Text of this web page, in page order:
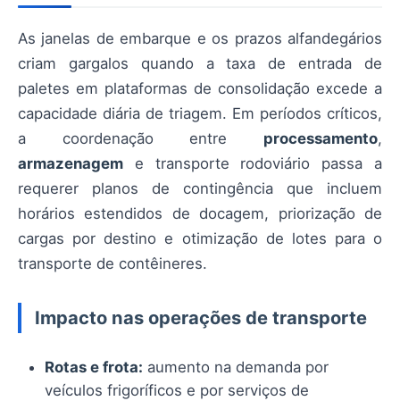
As janelas de embarque e os prazos alfandegários
criam gargalos quando a taxa de entrada de
paletes em plataformas de consolidação excede a
capacidade diária de triagem. Em períodos críticos,
a coordenação entre processamento,
armazenagem e transporte rodoviário passa a
requerer planos de contingência que incluem
horários estendidos de docagem, priorização de
cargas por destino e otimização de lotes para o
transporte de contêineres.
Impacto nas operações de transporte
Rotas e frota: aumento na demanda por
veículos frigoríficos e por serviços de